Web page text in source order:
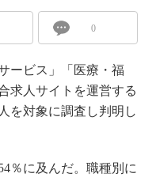
0
ービス」「医療・福
求人サイトを運営する
を対象に調査し判明し
％に及んだ。職種別に